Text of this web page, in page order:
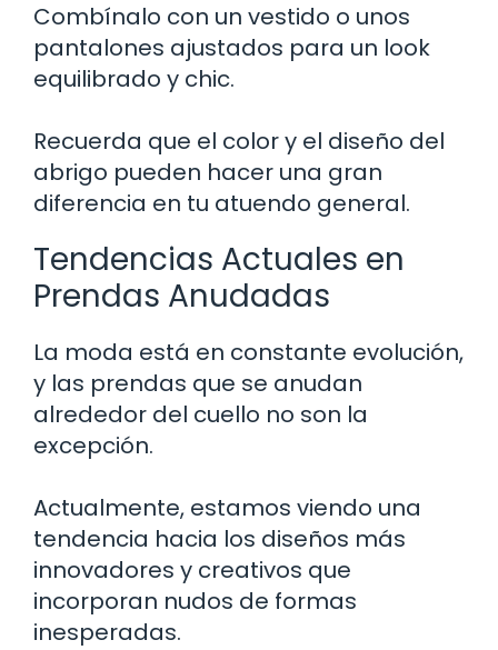
Combínalo con un vestido o unos
pantalones ajustados para un look
equilibrado y chic.
Recuerda que el color y el diseño del
abrigo pueden hacer una gran
diferencia en tu atuendo general.
Tendencias Actuales en
Prendas Anudadas
La moda está en constante evolución,
y las prendas que se anudan
alrededor del cuello no son la
excepción.
Actualmente, estamos viendo una
tendencia hacia los diseños más
innovadores y creativos que
incorporan nudos de formas
inesperadas.